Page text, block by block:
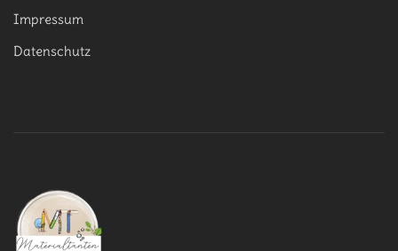
Impressum
Datenschutz